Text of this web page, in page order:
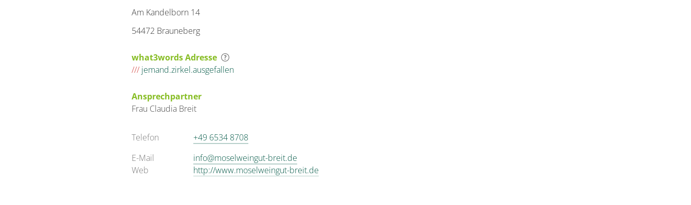
Am Kandelborn 14
54472 Brauneberg
what3words Adresse
/// jemand.zirkel.ausgefallen
Ansprechpartner
Frau Claudia Breit
Telefon
+49 6534 8708
E-Mail
info@moselweingut-breit.de
Web
http://www.moselweingut-breit.de